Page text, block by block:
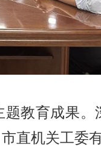
教育成果。
直机关工委